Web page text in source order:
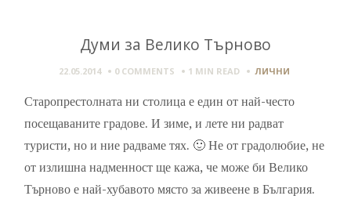
Думи за Велико Търново
22.05.2014 0 COMMENTS 1 MIN READ ЛИЧНИ
Старопрестолната ни столица е един от най-често
посещаваните градове. И зиме, и лете ни радват
туристи, но и ние радваме тях. 🙂 Не от градолюбие, не
от излишна надменност ще кажа, че може би Велико
Търново е най-хубавото място за живеене в България.